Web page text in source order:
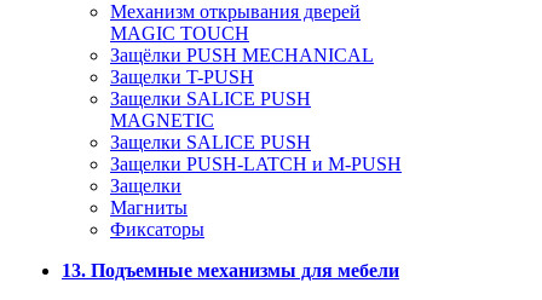
Механизм открывания дверей
MAGIC TOUCH
Защёлки PUSH MECHANICAL
Защелки T-PUSH
Защелки SALICE PUSH
MAGNETIC
Защелки SALICE PUSH
Защелки PUSH-LATCH и M-PUSH
Защелки
Магниты
Фиксаторы
13. Подъемные механизмы для мебели